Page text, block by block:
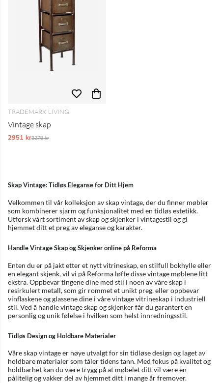
TRADEMARK LIVING
Vintage skap
2951 krVanlig pris:
3279 kr
Skap Vintage: Tidløs Eleganse for Ditt Hjem
Velkommen til vår kolleksjon av skap vintage, der du finner møbler
som kombinerer sjarm og funksjonalitet med en tidløs estetikk.
Utforsk vårt sortiment av skap og skjenker i vintagestil og gi
hjemmet ditt et preg av eleganse og karakter.
Handle Vintage Skap og Skjenker online på Reforma
Enten du er på jakt etter et nytt vitrineskap, en stilfull bokhylle eller
en elegant skjenk, vil vi på Reforma løfte disse vintage møblene litt
ekstra. Oppbevar tingene dine med stil i noen av våre skap i
resirkulert metall, som gir rommet et unikt preg, eller oppbevar
vinflaskene og glassene dine i våre vintage vitrineskap i industriell
stil. Ved å handle vintage skap og skjenker får du garantert en
personlig og unik følelse i hvilken som helst innredningsstil.
Tidløs Design og Holdbare Materialer
Våre skap vintage er nøye utvalgt for sin tidløse design og laget av
holdbare materialer som tåler tidens tann. Med fokus på kvalitet og
holdbarhet kan du være trygg på at møbelet ditt vil være en
pålitelig og vakker del av hjemmet ditt i mange år fremover.